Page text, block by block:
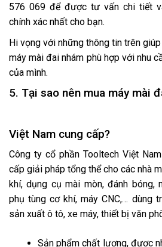
576 069 để được tư vấn chi tiết
chính xác nhất cho bạn.
Hi vọng với những thông tin trên
máy mài đai nhám phù hợp với nhu
của mình.
5. Tại sao nên mua máy mài
Việt Nam cung cấp?
Công ty cổ phần Tooltech Việt
cấp giải pháp tổng thể cho các nhà
khí, dụng cụ mài mòn, đánh bóng,
phụ tùng cơ khí, máy CNC,… dùng
sản xuất ô tô, xe máy, thiết bị văn
Sản phẩm chất lượng, được